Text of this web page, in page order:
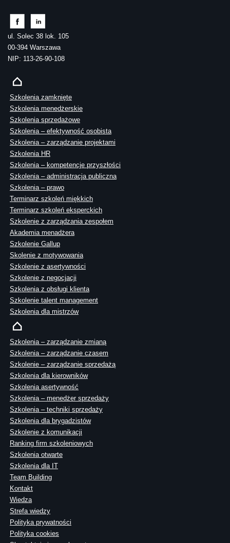
ul. Solec 38 lok. 105
00-394 Warszawa
NIP: 113-26-90-108
Szkolenia zamknięte
Szkolenia menedżerskie
Szkolenia sprzedażowe
Szkolenia – efektywność osobista
Szkolenia – zarządzanie projektami
Szkolenia HR
Szkolenia – kompetencje przyszłości
Szkolenia – administracja publiczna
Szkolenia – prawo
Terminarz szkoleń miękkich
Terminarz szkoleń eksperckich
Szkolenie z zarządzania zespołem
Akademia menadżera
Szkolenie Gallup
Skolenie z motywowania
Szkolenie z asertywności
Szkolenie z negocjacji
Szkolenia z obsługi klienta
Szkolenie talent management
Szkolenia dla mistrzów
Szkolenia – zarządzanie zmianą
Szkolenia – zarządzanie czasem
Szkolenie – zarządzanie sprzedażą
Szkolenia dla kierowników
Szkolenia asertywność
Szkolenia – menedżer sprzedaży
Szkolenia – techniki sprzedaży
Szkolenia dla brygadzistów
Szkolenie z komunikacji
Ranking firm szkoleniowych
Szkolenia otwarte
Szkolenia dla IT
Team Building
Kontakt
Wiedza
Strefa wiedzy
Polityka prywatności
Polityka cookies